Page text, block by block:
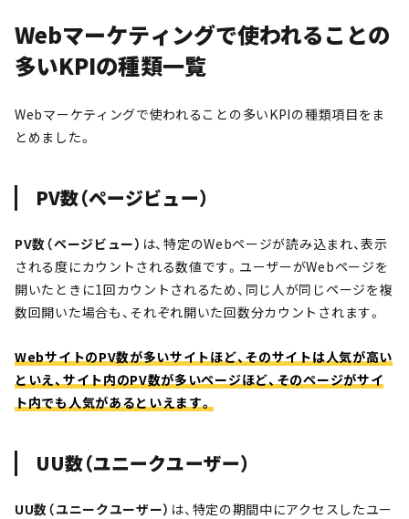
Webマーケティングで使われることの
多いKPIの種類一覧
Webマーケティングで使われることの多いKPIの種類項目をま
とめました。
PV数（ページビュー）
PV数（ページビュー） は、特定のWebページが読み込まれ、表示
される度にカウントされる数値です。ユーザーがWebページを
開いたときに1回カウントされるため、同じ人が同じページを複
数回開いた場合も、それぞれ開いた回数分カウントされます。
WebサイトのPV数が多いサイトほど、そのサイトは人気が高い
といえ、サイト内のPV数が多いページほど、そのページがサイ
ト内でも人気があるといえます。
UU数（ユニークユーザー）
UU数（ユニークユーザー） は、特定の期間中にアクセスしたユー